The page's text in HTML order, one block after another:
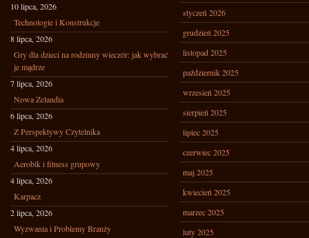
10 lipca, 2026
Technologie i Konstrukcje
8 lipca, 2026
Gry dla dzieci na rodzinny wieczór: jak wybrać
je mądrze
7 lipca, 2026
Nowa Zelandia
6 lipca, 2026
Z Perspektywy Czytelnika
4 lipca, 2026
Aerobik i fitness grupowy
4 lipca, 2026
Karpacz
2 lipca, 2026
Wyzwania i Problemy Branży
styczeń 2026
grudzień 2025
listopad 2025
październik 2025
wrzesień 2025
sierpień 2025
lipiec 2025
czerwiec 2025
maj 2025
kwiecień 2025
marzec 2025
luty 2025